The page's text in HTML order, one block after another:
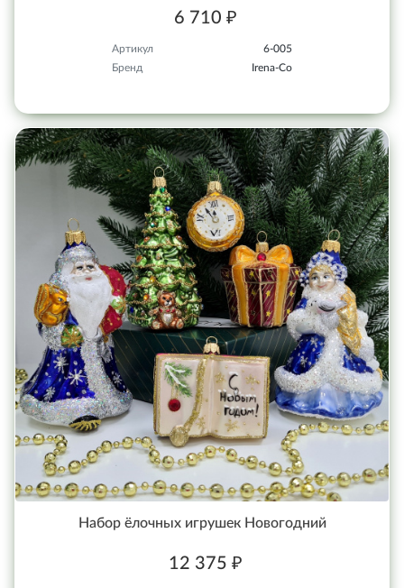
6 710 ₽
Артикул
6-005
Бренд
Irena-Co
Набор ёлочных игрушек Новогодний
12 375 ₽